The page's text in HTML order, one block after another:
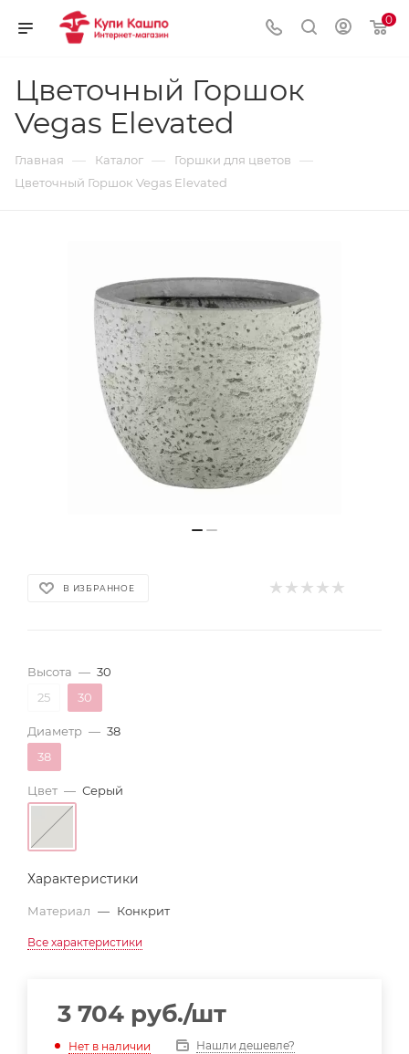
0
Цветочный Горшок
Vegas Elevated
Главная — Каталог — Горшки для цветов —
Цветочный Горшок Vegas Elevated
В ИЗБРАННОЕ
Высота — 30
25
30
Диаметр — 38
38
Цвет — Серый
Характеристики
Материал — Конкрит
Все характеристики
3 704 руб./шт
Нет в наличии Нашли дешевле?